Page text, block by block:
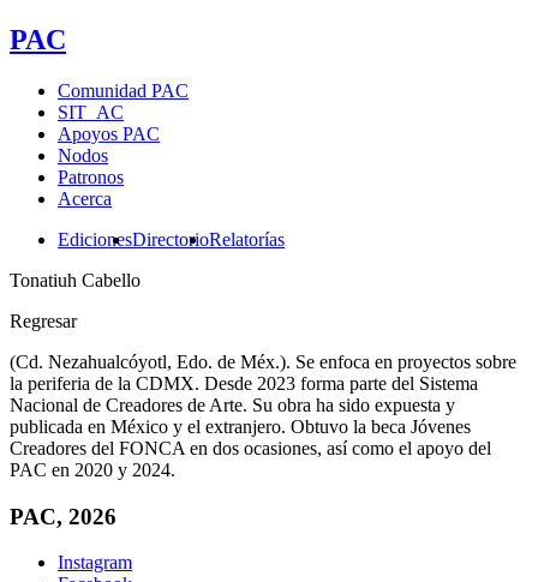
PAC
Comunidad PAC
SIT_AC
Apoyos PAC
Nodos
Patronos
Acerca
EdicionesDirectorioRelatorías
Tonatiuh Cabello
Regresar
(Cd. Nezahualcóyotl, Edo. de Méx.). Se enfoca en proyectos sobre
la periferia de la CDMX. Desde 2023 forma parte del Sistema
Nacional de Creadores de Arte. Su obra ha sido expuesta y
publicada en México y el extranjero. Obtuvo la beca Jóvenes
Creadores del FONCA en dos ocasiones, así como el apoyo del
PAC en 2020 y 2024.
PAC, 2026
Instagram